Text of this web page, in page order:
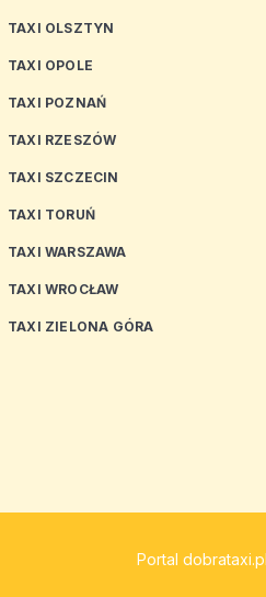
TAXI OLSZTYN
TAXI OPOLE
TAXI POZNAŃ
TAXI RZESZÓW
TAXI SZCZECIN
TAXI TORUŃ
TAXI WARSZAWA
TAXI WROCŁAW
TAXI ZIELONA GÓRA
Portal dobrataxi.pl